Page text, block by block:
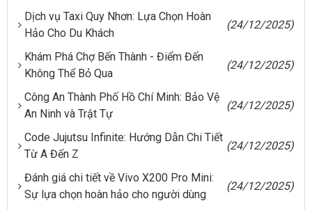
Dịch vụ Taxi Quy Nhơn: Lựa Chọn Hoàn
Hảo Cho Du Khách
(24/12/2025)
Khám Phá Chợ Bến Thành - Điểm Đến
Không Thể Bỏ Qua
(24/12/2025)
Công An Thành Phố Hồ Chí Minh: Bảo Vệ
An Ninh và Trật Tự
(24/12/2025)
Code Jujutsu Infinite: Hướng Dẫn Chi Tiết
Từ A Đến Z
(24/12/2025)
Đánh giá chi tiết về Vivo X200 Pro Mini:
Sự lựa chọn hoàn hảo cho người dùng
(24/12/2025)